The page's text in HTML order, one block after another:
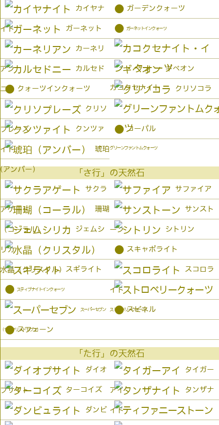
カイヤナ
イト
● ガーデンクォーツ
ガーネット ● ガーネットインクォーツ
カーネリ
アン
カコクセナイト
カルセド
ニー
ギベオン
● クォーツインクォーツ クリソコラ
クリソ
プレーズ
グリーンファントムクォーツ
クンツァ
イト
● コーパル
琥珀
(アンバー） 「さ行」の天然石
サクラ
アゲート
サファイア
珊瑚
（コーラル）
サンスト
ーン
ジェムシ
リカ
シトリン
水晶（クリスタル）
● スキャポライト
スギライト スコロラ
イト
● スティブナイトインクォーツ
ストロベリークォーツ
スーパーセブン
（セイクリッドセブン）
● スピネル
● スフェーン
「た行」の天然石
ダイオ
プサイト
タイガー
アイ
ターコイズ タンザナ
イト
ダンビ